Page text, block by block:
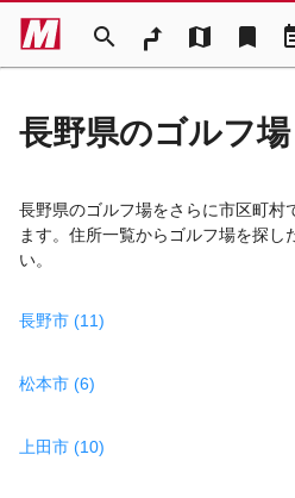
search map bookmark
長野県のゴルフ場
長野県のゴルフ場をさらに市区町村
ます。住所一覧からゴルフ場を探し
い。
長野市 (11)
松本市 (6)
上田市 (10)